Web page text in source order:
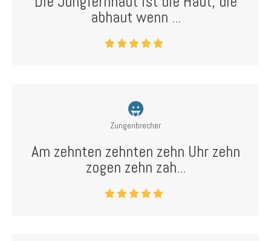
abhaut wenn ...
Zungenbrecher
Am zehnten zehnten zehn Uhr zehn
zogen zehn zah...